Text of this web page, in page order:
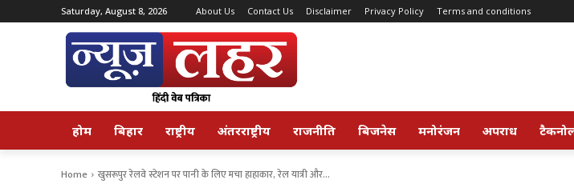
Saturday, August 8, 2026 About Us Contact Us Disclaimer Privacy Policy Terms and conditions
होम बिहार राष्ट्रीय अंतरराष्ट्रीय राजनीति बिजनेस मनोरंजन अपराध
Home खुसरूपुर रेलवे स्टेशन पर पानी के लिए मचा हाहाकार, रेल यात्री और...